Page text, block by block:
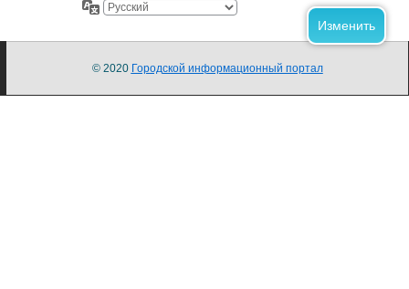
© 2020 Городской информационный портал